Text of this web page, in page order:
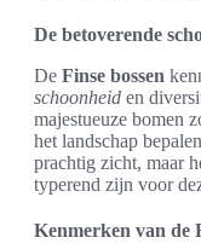
De betoverende
De Finse bossen
schoonheid en
majestueuze bomen
het landschap
prachtig zicht, maar
typerend zijn voor
Kenmerken van de